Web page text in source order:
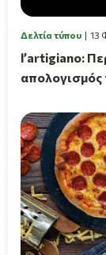
Δελτία τύπου 13
l’artigiano:
απολογισμός